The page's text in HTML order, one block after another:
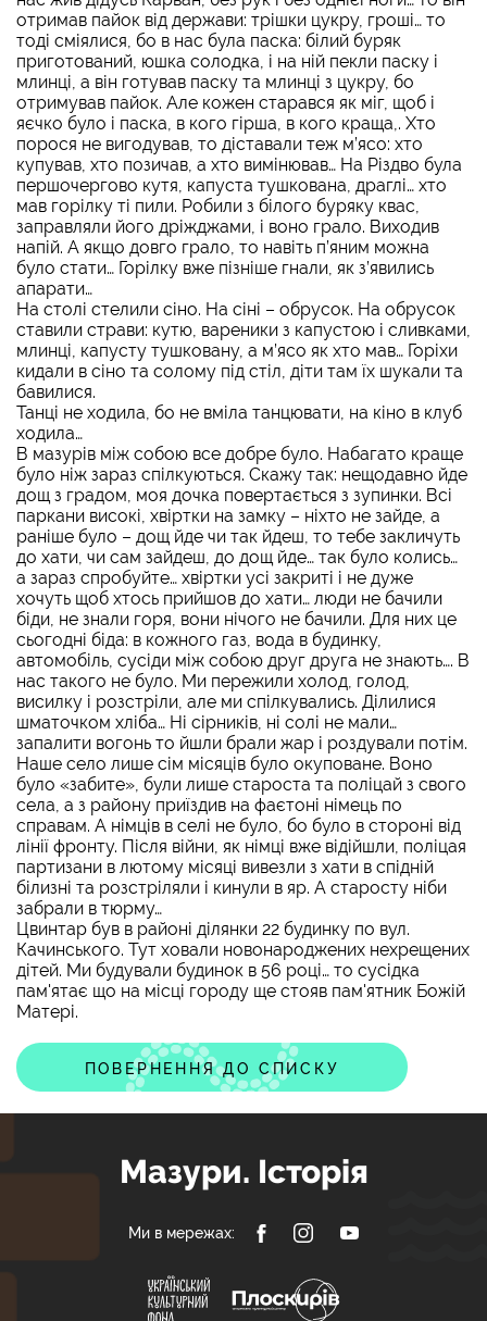
отримав пайок від держави: трішки цукру, гроші… то
тоді сміялися, бо в нас була паска: білий буряк
приготований, юшка солодка, і на ній пекли паску і
млинці, а він готував паску та млинці з цукру, бо
отримував пайок. Але кожен старався як міг, щоб і
яєчко було і паска, в кого гірша, в кого краща,. Хто
порося не вигодував, то діставали теж м’ясо: хто
купував, хто позичав, а хто вимінював… На Різдво була
першочергово кутя, капуста тушкована, драглі… хто
мав горілку ті пили. Робили з білого буряку квас,
заправляли його дріжджами, і воно грало. Виходив
напій. А якщо довго грало, то навіть п’яним можна
було стати… Горілку вже пізніше гнали, як з’явились
апарати…
На столі стелили сіно. На сіні – обрусок. На обрусок
ставили страви: кутю, вареники з капустою і сливками,
млинці, капусту тушковану, а м’ясо як хто мав… Горіхи
кидали в сіно та солому під стіл, діти там їх шукали та
бавилися.
Танці не ходила, бо не вміла танцювати, на кіно в клуб
ходила…
В мазурів між собою все добре було. Набагато краще
було ніж зараз спілкуються. Скажу так: нещодавно йде
дощ з градом, моя дочка повертається з зупинки. Всі
паркани високі, хвіртки на замку – ніхто не зайде, а
раніше було – дощ йде чи так йдеш, то тебе закличуть
до хати, чи сам зайдеш, до дощ йде… так було колись…
а зараз спробуйте… хвіртки усі закриті і не дуже
хочуть щоб хтось прийшов до хати… люди не бачили
біди, не знали горя, вони нічого не бачили. Для них це
сьогодні біда: в кожного газ, вода в будинку,
автомобіль, сусіди між собою друг друга не знають…. В
нас такого не було. Ми пережили холод, голод,
висилку і розстріли, але ми спілкувались. Ділилися
шматочком хліба… Ні сірників, ні солі не мали…
запалити вогонь то йшли брали жар і роздували потім.
Наше село лише сім місяців було окуповане. Воно
було «забите», були лише староста та поліцай з свого
села, а з району приїздив на фаєтоні німець по
справам. А німців в селі не було, бо було в стороні від
лінії фронту. Після війни, як німці вже відійшли, поліцая
партизани в лютому місяці вивезли з хати в спідній
білизні та розстріляли і кинули в яр. А старосту ніби
забрали в тюрму…
Цвинтар був в районі ділянки 22 будинку по вул.
Качинського. Тут ховали новонароджених нехрещених
дітей. Ми будували будинок в 56 році… то сусідка
пам'ятає що на місці городу ще стояв пам'ятник Божій
Матері.
ПОВЕРНЕННЯ ДО СПИСКУ
Мазури. Історія
Ми в мережах: